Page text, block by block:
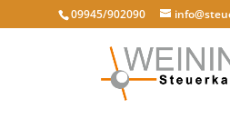
09945/902090